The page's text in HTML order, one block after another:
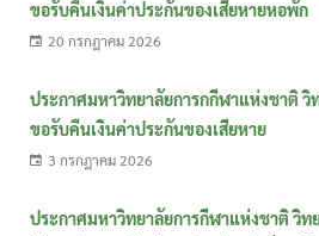
ขอรับคืนเงินค่าประกันของเสียหายหอพัก
20 กรกฎาคม 2026
ประกาศมหาวิทยาลัยการกกีฬาแห่งชาติ วิ
ขอรับคืนเงินค่าประกันของเสียหาย
3 กรกฎาคม 2026
ประกาศมหาวิทยาลัยการกีฬาแห่งชาติ วิท